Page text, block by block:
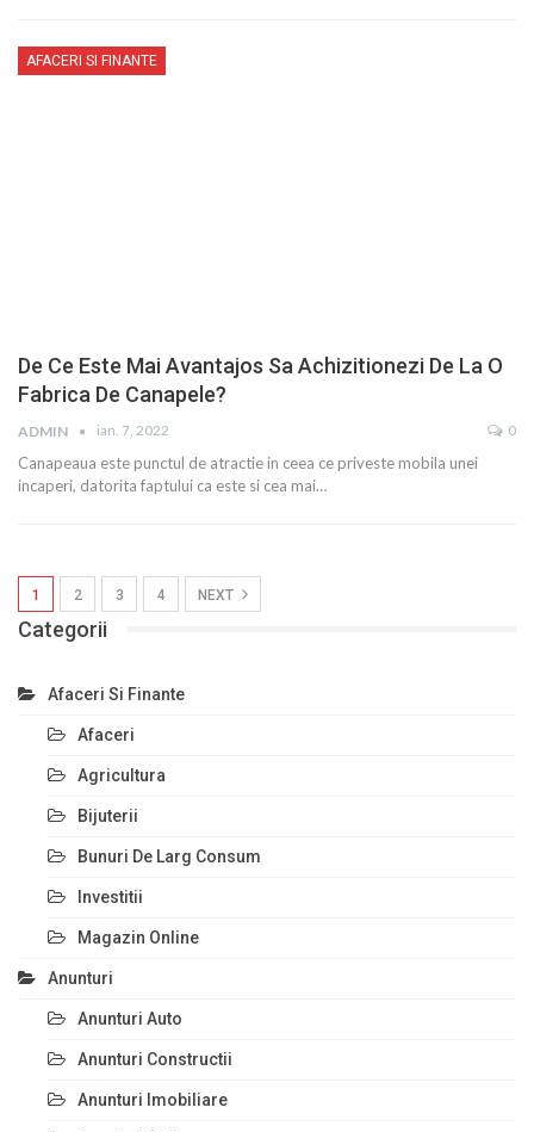
AFACERI SI FINANTE
De Ce Este Mai Avantajos Sa Achizitionezi De La O
Fabrica De Canapele?
ADMIN ian. 7, 2022 0
Canapeaua este punctul de atractie in ceea ce priveste mobila unei
incaperi, datorita faptului ca este si cea mai…
1 2 3 4 NEXT
Categorii
Afaceri Si Finante
Afaceri
Agricultura
Bijuterii
Bunuri De Larg Consum
Investitii
Magazin Online
Anunturi
Anunturi Auto
Anunturi Constructii
Anunturi Imobiliare